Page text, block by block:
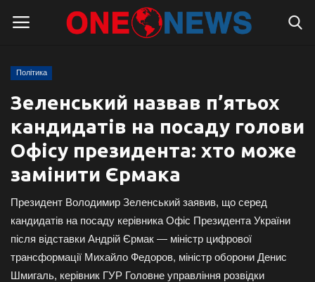
Головна
Контакти
Про нас
Підтримати проєкт
Правила для блогерів
Політика
Зеленський назвав п’ятьох
кандидатів на посаду голови
Офісу президента: хто може
замінити Єрмака
Президент Володимир Зеленський заявив, що серед
кандидатів на посаду керівника Офіс Президента України
після відставки Андрій Єрмак — міністр цифрової
трансформації Михайло Федоров, міністр оборони Денис
Шмигаль, керівник ГУР Головне управління розвідки